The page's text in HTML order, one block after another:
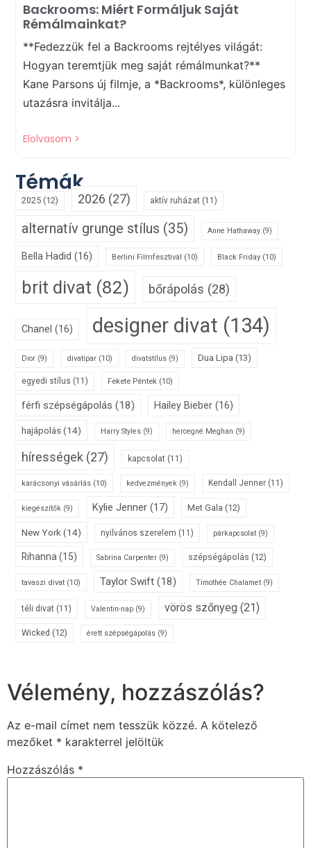
Backrooms: Miért Formáljuk Saját
Rémálmainkat?
**Fedezzük fel a Backrooms rejtélyes világát:
Hogyan teremtjük meg saját rémálmunkat?**
Kane Parsons új filmje, a *Backrooms*, különleges
utazásra invitálja...
Elolvasom >
Témák
2025 (12) 2026 (27) aktív ruházat (11)
alternatív grunge stílus (35) Anne Hathaway (9)
Bella Hadid (16) Berlini Filmfesztivál (10) Black Friday (10)
brit divat (82) bőrápolás (28)
Chanel (16) designer divat (134)
Dior (9) divatipar (10) divatstílus (9) Dua Lipa (13)
egyedi stílus (11) Fekete Péntek (10)
férfi szépségápolás (18) Hailey Bieber (16)
hajápolás(14) Harry Styles (9) hercegné Meghan (9)
hírességek (27) kapcsolat (11)
karácsonyi vásárlás (10) kedvezmények (9) Kendall Jenner (11)
kiegészítők (9) Kylie Jenner (17) Met Gala (12)
New York(14) nyilvános szerelem (11) párkapcsolat (9)
Rihanna(15) Sabrina Carpenter (9) szépségápolás (12)
tavaszi divat (10) Taylor Swift (18) Timothée Chalamet (9)
téli divat (11) Valentin-nap (9) vörös szőnyeg (21)
Wicked (12) érett szépségápolás (9)
Vélemény, hozzászólás?
Az e-mail címet nem tesszük közzé. A kötelező
mezőket * karakterrel jelöltük
Hozzászólás *